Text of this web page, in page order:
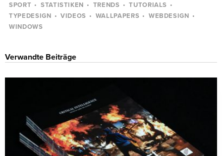
SPORT
STATISTIKEN TRENDS
TUTORIALS
TYPEDESIGN
VIDEOS WALLPAPERS
WEBDESIGN
WINDOWS
Verwandte Beiträge